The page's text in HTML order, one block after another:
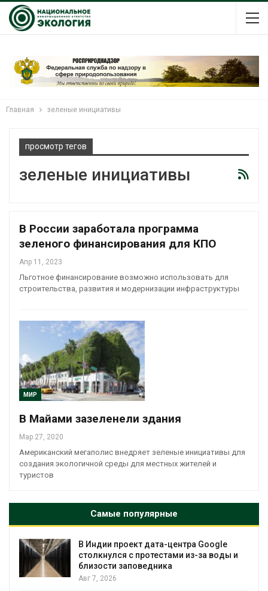
Главная зеленые инициативы
просмотр тегов
зеленые инициативы
В России заработала программа
зеленого финансирования для КПО
Апр 11, 2023
Льготное финансирование возможно использовать для
строительства, развития и модернизации инфраструктуры
МИР
В Майами зазеленели здания
Мар 27, 2020
Американский мегаполис внедряет зеленые инициативы для
создания экологичной среды для местных жителей и
туристов
Самые популярные
В Индии проект дата-центра Google
столкнулся с протестами из-за воды и
близости заповедника
Авг 7, 2026